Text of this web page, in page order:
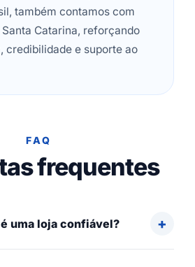
também contamos com
Catarina, reforçando
credibilidade e suporte ao
FAQ
frequentes
uma loja confiável?